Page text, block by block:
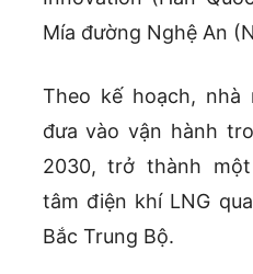
Mía đường Nghệ An
Theo kế hoạch, nhà
đưa vào vận hành
2030, trở thành
tâm điện khí LNG
Bắc Trung Bộ.